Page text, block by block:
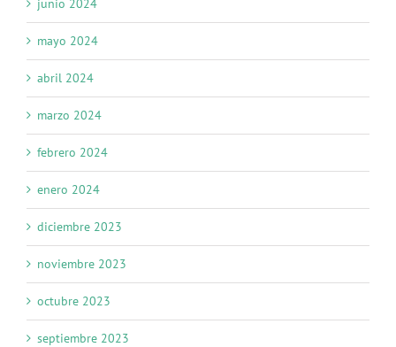
junio 2024
mayo 2024
abril 2024
marzo 2024
febrero 2024
enero 2024
diciembre 2023
noviembre 2023
octubre 2023
septiembre 2023